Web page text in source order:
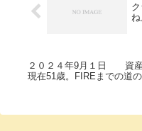
ね
２０２４年9月１日 資
現在51歳。FIREまでの道の